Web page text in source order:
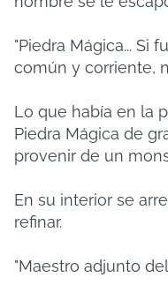
"Piedra Mágica... Si
común y corriente,
Lo que había en la
Piedra Mágica de
provenir de un
En su interior se
refinar.
"Maestro adjunto